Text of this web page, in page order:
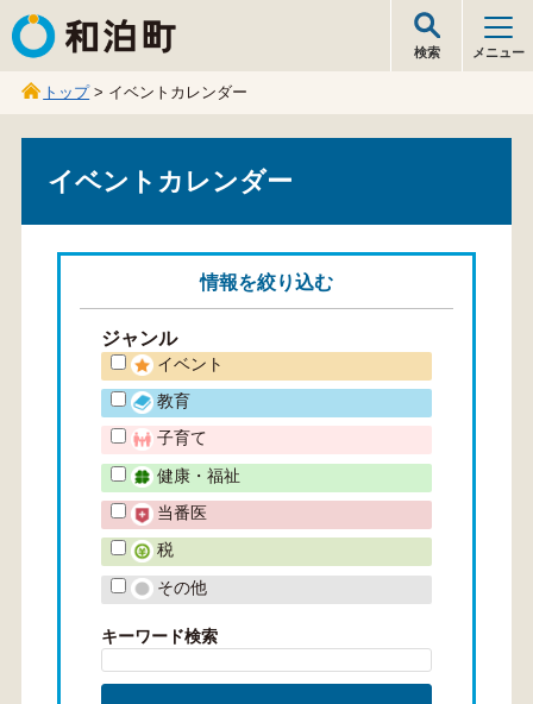
和泊町
検索 メニュー
トップ> イベントカレンダー
イベントカレンダー
情報を絞り込む
ジャンル
イベント
教育
子育て
健康・福祉
当番医
税
その他
キーワード検索